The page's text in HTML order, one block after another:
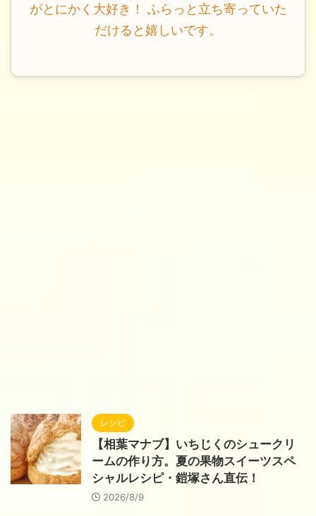
がとにかく大好き！ ふらっと立ち寄っていた
だけると嬉しいです。
レシピ
【相葉マナブ】いちじくのシュークリ
ームの作り方。夏の果物スイーツスペ
シャルレシピ・鎧塚さん直伝！
2026/8/9